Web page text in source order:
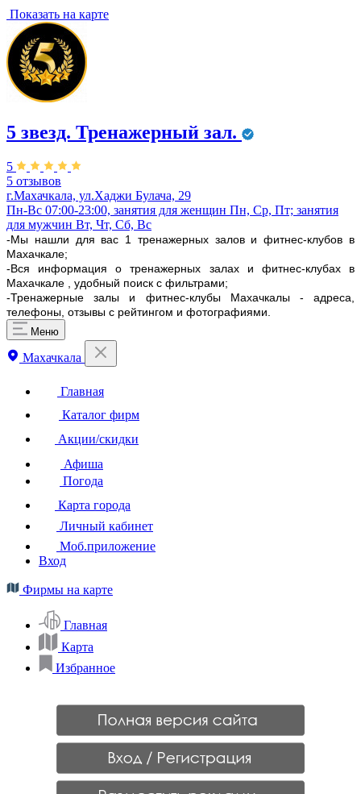
Показать на карте
5 звезд. Тренажерный зал.
5
5 отзывов
г.Махачкала, ул.Хаджи Булача, 29
Пн-Вс 07:00-23:00, занятия для женщин Пн, Ср, Пт; занятия
для мужчин Вт, Чт, Сб, Вс
-Мы нашли для вас 1 тренажерных залов и фитнес-клубов в
Махачкале;
-Вся информация о тренажерных залах и фитнес-клубах в
Махачкале , удобный поиск с фильтрами;
-Тренажерные залы и фитнес-клубы Махачкалы - адреса,
телефоны, отзывы с рейтингом и фотографиями.
Меню
Махачкала
Главная
Каталог фирм
Акции/скидки
Афиша
Погода
Карта города
Личный кабинет
Моб.приложение
Вход
Фирмы на карте
Главная
Карта
Избранное